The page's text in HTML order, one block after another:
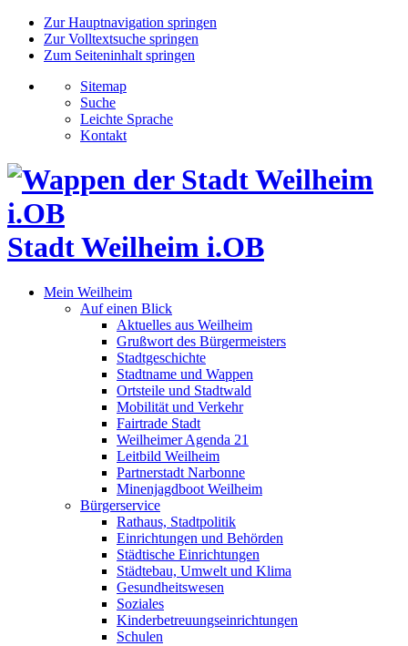
Zur Hauptnavigation springen
Zur Volltextsuche springen
Zum Seiteninhalt springen
Sitemap
Suche
Leichte Sprache
Kontakt
Stadt Weilheim i.OB
Mein Weilheim
Auf einen Blick
Aktuelles aus Weilheim
Grußwort des Bürgermeisters
Stadtgeschichte
Stadtname und Wappen
Ortsteile und Stadtwald
Mobilität und Verkehr
Fairtrade Stadt
Weilheimer Agenda 21
Leitbild Weilheim
Partnerstadt Narbonne
Minenjagdboot Weilheim
Bürgerservice
Rathaus, Stadtpolitik
Einrichtungen und Behörden
Städtische Einrichtungen
Städtebau, Umwelt und Klima
Gesundheitswesen
Soziales
Kinderbetreuungseinrichtungen
Schulen